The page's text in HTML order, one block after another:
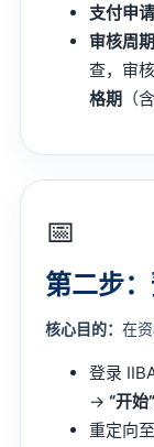
支付申
审核周期
查，审
格期（
📅
第二步
核心目的： 在
登录
→ “开始”
重定向至